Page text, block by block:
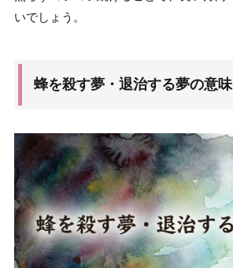
いでしょう。
蜂を殺す夢・退治する夢の意味